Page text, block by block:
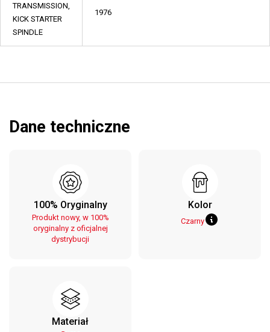
TRANSMISSION,
KICK STARTER
SPINDLE
1976
Dane techniczne
100% Oryginalny
Produkt nowy, w 100%
oryginalny z oficjalnej
dystrybucji
Kolor
Czarny
Materiał